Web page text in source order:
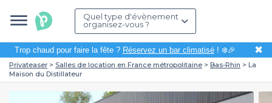
Quel type d'évènement
organisez-vous ?
Trop chaud pour faire la fête ? Réservez un bar climatisé! ❄️🎉 ✖
Privateaser Salles de location en France métropolitaine Bas-Rhin
La
Maison du Distillateur